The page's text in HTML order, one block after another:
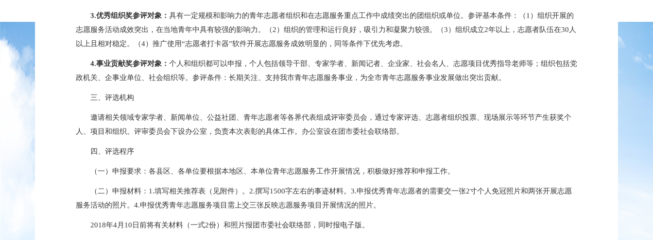
3.优秀组织奖参评对象： 具有一定规模和影响力的青年志愿者组织和在志愿服务重点工作中成绩突出的团组织或单位。参评基本条件：（1）组织开展的
志愿服务活动成效突出，在当地青年中具有较强的影响力。（2）组织的管理和运行良好，吸引力和凝聚力较强。（3）组织成立2年以上，志愿者队伍在30人
以上且相对稳定。（4）推广使用“志愿者打卡器”软件开展志愿服务成效明显的，同等条件下优先考虑。
4.事业贡献奖参评对象： 个人和组织都可以申报，个人包括领导干部、专家学者、新闻记者、企业家、社会名人、志愿项目优秀指导老师等；组织包括党
政机关、企事业单位、社会组织等。参评条件：长期关注、支持我市青年志愿服务事业，为全市青年志愿服务事业发展做出突出贡献。
三、评选机构
邀请相关领域专家学者、新闻单位、公益社团、青年志愿者等各界代表组成评审委员会，通过专家评选、志愿者组织投票、现场展示等环节产生获奖个
人、项目和组织。评审委员会下设办公室，负责本次表彰的具体工作。办公室设在团市委社会联络部。
四、评选程序
（一）申报要求：各县区、各单位要根据本地区、本单位青年志愿服务工作开展情况，积极做好推荐和申报工作。
（二）申报材料： 1.填写相关推荐表（见附件）。2.撰写1500字左右的事迹材料。3.申报优秀青年志愿者的需要交一张2寸个人免冠照片和两张开展志愿
服务活动的照片。4.申报优秀青年志愿服务项目需上交三张反映志愿服务项目开展情况的照片。
2018年4月10日前将有关材料（一式2份）和照片报团市委社会联络部，同时报电子版。